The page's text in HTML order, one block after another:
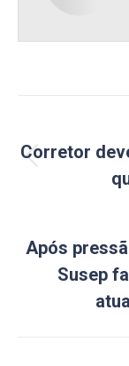
de
Corretor
Após
Susep